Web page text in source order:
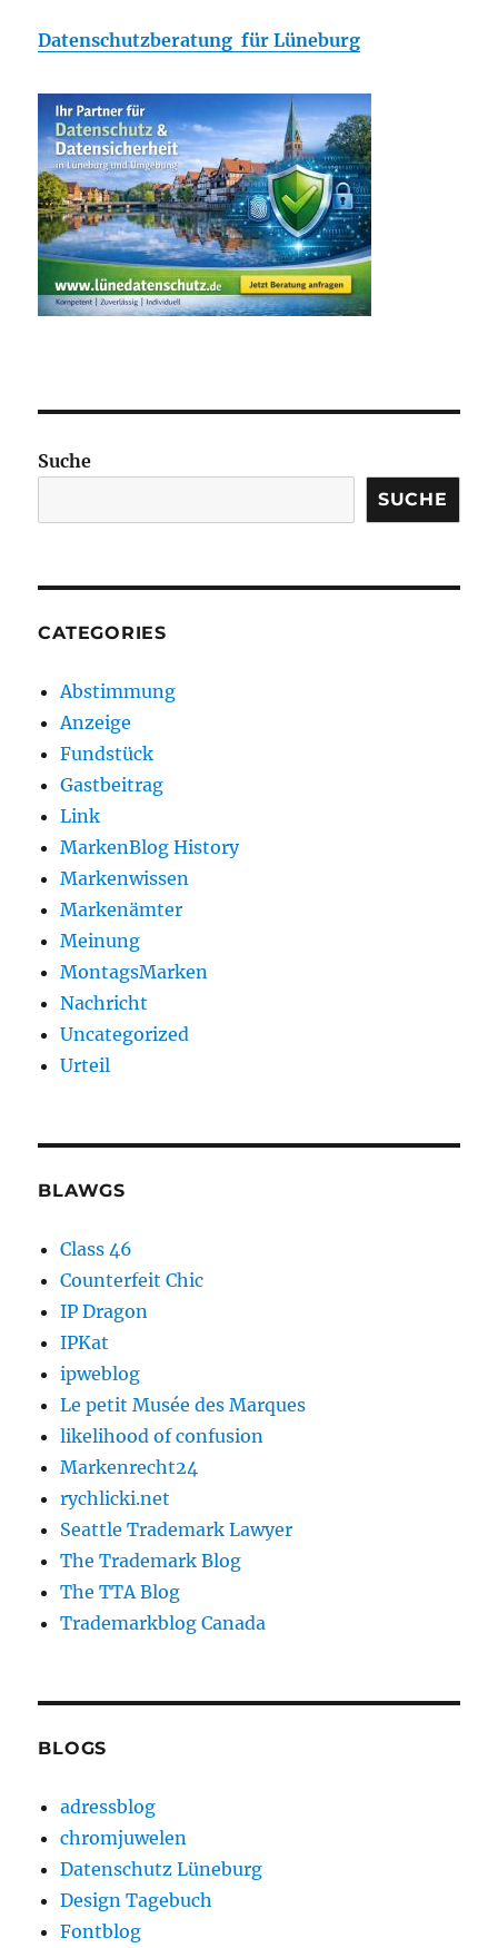
Datenschutzberatung für Lüneburg
Suche
SUCHE
CATEGORIES
Abstimmung
Anzeige
Fundstück
Gastbeitrag
Link
MarkenBlog History
Markenwissen
Markenämter
Meinung
MontagsMarken
Nachricht
Uncategorized
Urteil
BLAWGS
Class 46
Counterfeit Chic
IP Dragon
IPKat
ipweblog
Le petit Musée des Marques
likelihood of confusion
Markenrecht24
rychlicki.net
Seattle Trademark Lawyer
The Trademark Blog
The TTA Blog
Trademarkblog Canada
BLOGS
adressblog
chromjuwelen
Datenschutz Lüneburg
Design Tagebuch
Fontblog